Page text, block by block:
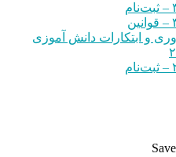
و ابتکارات دانش آموزی